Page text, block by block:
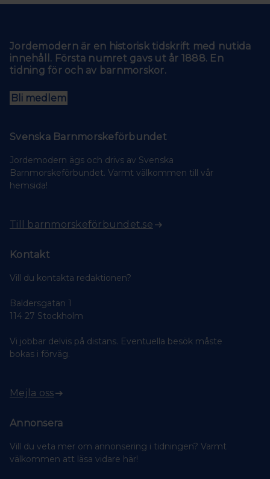
Jordemodern är en historisk tidskrift med nutida
innehåll. Första numret gavs ut år 1888. En
tidning för och av barnmorskor.
Bli medlem
Svenska Barnmorskeförbundet
Jordemodern ägs och drivs av Svenska
Barnmorskeförbundet. Varmt välkommen till vår
hemsida!
Till barnmorskeförbundet.se
Kontakt
Vill du kontakta redaktionen?
Baldersgatan 1
114 27 Stockholm
Vi jobbar delvis på distans. Eventuella besök måste
bokas i förväg.
Mejla oss
Annonsera
Vill du veta mer om annonsering i tidningen? Varmt
välkommen att läsa vidare här!